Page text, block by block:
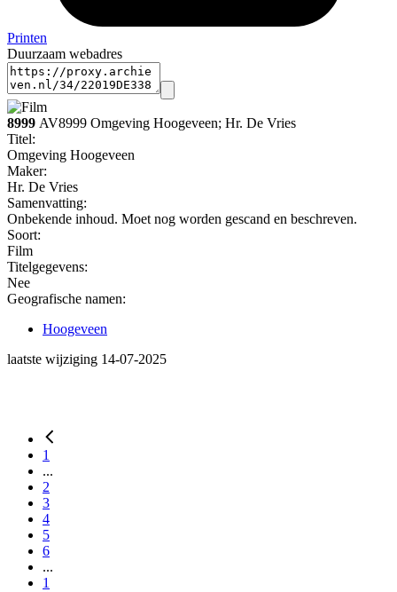
Printen
Duurzaam webadres
8999 AV8999 Omgeving Hoogeveen; Hr. De Vries
Titel:
Omgeving Hoogeveen
Maker:
Hr. De Vries
Samenvatting:
Onbekende inhoud. Moet nog worden gescand en beschreven.
Soort:
Film
Titelgegevens:
Nee
Geografische namen:
Hoogeveen
laatste wijziging 14-07-2025
1
...
2
3
4
5
6
...
1